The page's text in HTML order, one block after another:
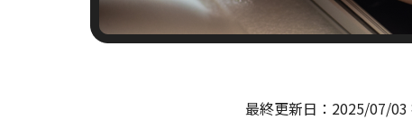
最終更新日： 2025/07/03